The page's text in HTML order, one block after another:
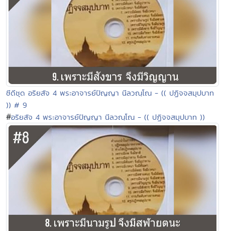
ซีดีชุด อริยสัจ 4 พระอาจารย์ปัญญา นีลวณฺโณ - (( ปฏิจจสมุปบาท
)) # 9
#อริยสัจ 4 พระอาจารย์ปัญญา นีลวณฺโณ - (( ปฏิจจสมุปบาท ))